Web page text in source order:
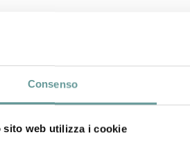
Consenso
sito web utilizza i cookie
tra gli enti di
2020